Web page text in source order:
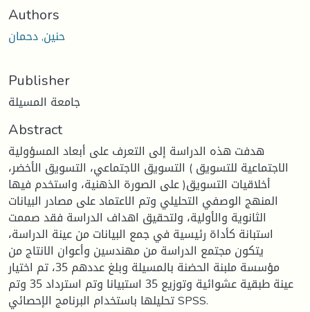
Authors
حنين, دحمان
Publisher
جامعة المسيلة
Abstract
هدفت هذه الدراسة إلى التعرف على أبعاد المسؤولية
الاجتماعية للتسويق ) التسويق الاجتماعي، التسويق الأخضر،
أخلاقيات التسويق( على الصورة الذهنية، واستخدم فيها
المنهج الوصفي التحليلي وتم الاعتماد على مصادر البيانات
الثانوية والأولية، ولتحقيق اهداف الدراسة فقد صممت
استبانة كأداة رئيسية في جمع البيانات من عينة الدراسة،
يتكون مجتمع الدراسة من مهندسين وأعوان الانتاج من
مؤسسة ملبنة الحضنة بالمسيلة وبلغ عددهم 35، تم اختيار
عينة طبقية عشوائية وتوزيع 35 استبيانا وتم استرداد 35 وتم
تحليلها باستخدام البرنامج الإحصائي SPSS.